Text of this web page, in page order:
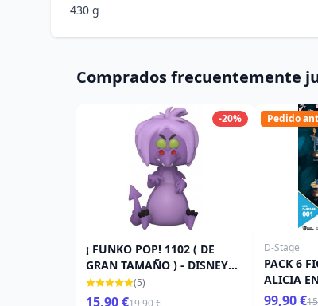
430 g
Comprados frecuentemente
-20%
¡ FUNKO POP! 1102 ( DE
GRAN TAMAÑO ) - DISNEY
LA ESPADA EN LA PIEDRA -
SENORA MIM ( DRAGÓN )
(5)
15,90 €19,90 €
Pedido
D-Stage
PACK 6
ALICIA
99,90 €